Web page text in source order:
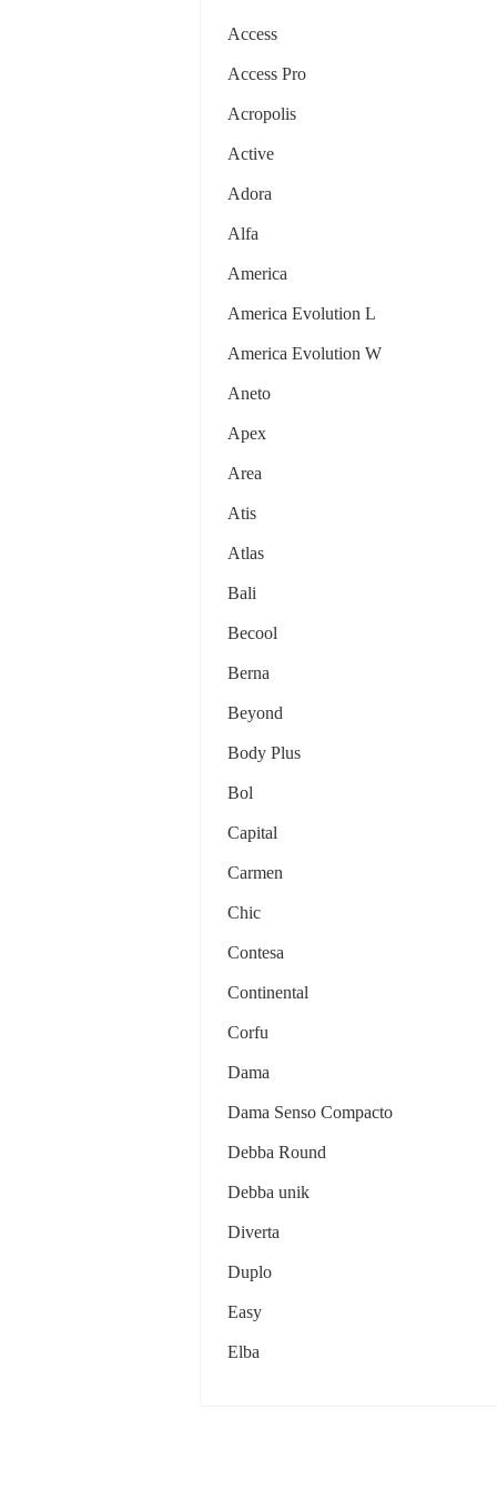
Access
Access Pro
Acropolis
Active
Adora
Alfa
America
America Evolution L
America Evolution W
Aneto
Apex
Area
Atis
Atlas
Bali
Becool
Berna
Beyond
Body Plus
Bol
Capital
Carmen
Chic
Contesa
Continental
Corfu
Dama
Dama Senso Compacto
Debba Round
Debba unik
Diverta
Duplo
Easy
Elba